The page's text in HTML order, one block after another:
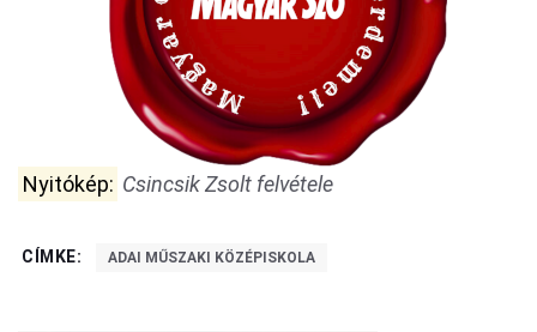
Nyitókép: Csincsik Zsolt felvétele
CÍMKE: ADAI MŰSZAKI KÖZÉPISKOLA